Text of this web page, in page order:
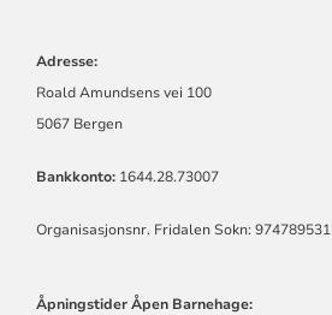
Adresse:
Roald Amundsens vei 100
5067 Bergen
Bankkonto:1644.28.73007
Organisasjonsnr. Fridalen Sokn: 974789531
Åpningstider Åpen Barnehage: